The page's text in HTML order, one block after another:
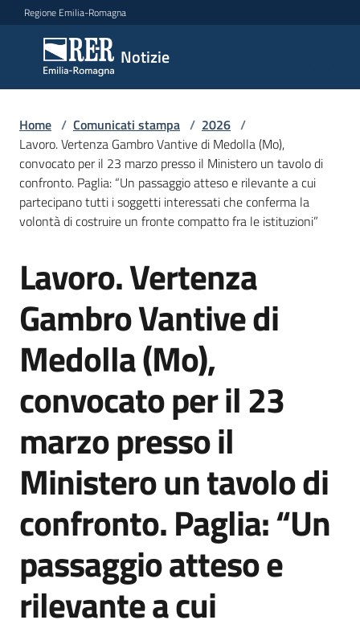
Vai al contenuto
Vai alla navigazione
Vai al footer
Regione Emilia-Romagna
Notizie
Notizie
Comunicati
stampa
Menu selezionato
Cerca
un
comunicato
Risorse
Agenzia
di
informazione
comunicazione
Seguici
su
Home / Comunicati stampa / 2026 /
Lavoro. Vertenza Gambro Vantive di Medolla (Mo),
convocato per il 23 marzo presso il Ministero un tavolo di
confronto. Paglia: “Un passaggio atteso e rilevante a cui
partecipano tutti i soggetti interessati che conferma la
volontà di costruire un fronte compatto fra le istituzioni”
Salta al contenuto
Lavoro. Vertenza
Gambro Vantive di
Medolla (Mo),
convocato per il 23
marzo presso il
Ministero un tavolo di
confronto. Paglia: “Un
passaggio atteso e
rilevante a cui